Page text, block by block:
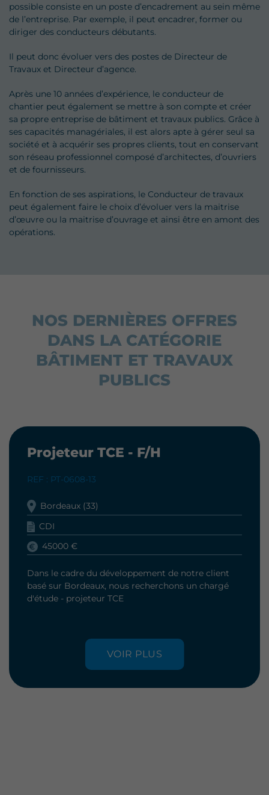
possible consiste en un poste d’encadrement au sein même
de l’entreprise. Par exemple, il peut encadrer, former ou
diriger des conducteurs débutants.
Il peut donc évoluer vers des postes de Directeur de
Travaux et Directeur d’agence.
Après une 10 années d’expérience, le conducteur de
chantier peut également se mettre à son compte et créer
sa propre entreprise de bâtiment et travaux publics. Grâce à
ses capacités managériales, il est alors apte à gérer seul sa
société et à acquérir ses propres clients, tout en conservant
son réseau professionnel composé d’architectes, d’ouvriers
et de fournisseurs.
En fonction de ses aspirations, le Conducteur de travaux
peut également faire le choix d’évoluer vers la maitrise
d’œuvre ou la maitrise d’ouvrage et ainsi être en amont des
opérations.
NOS DERNIÈRES OFFRES
DANS LA CATÉGORIE
BÂTIMENT ET TRAVAUX
PUBLICS
VOIR PLUS
Projeteur TCE - F/H
REF : PT-0608-13
Bordeaux (33)
CDI
45000 €
Dans le cadre du développement de notre client
basé sur Bordeaux, nous recherchons un chargé
d'étude - projeteur TCE